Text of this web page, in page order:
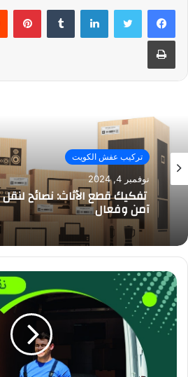
لينكدإن
طباعة
تركيب عفش الكويت
نوفمبر 4, 2024
تفكيك قطع الأثاث: نصائح
آمن وفعال